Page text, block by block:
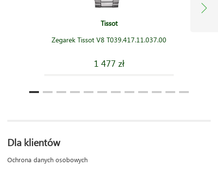
Tissot
Zegarek Tissot V8 T039.417.11.037.00
1 477 zł
Dla klientów
Ochrona danych osobowych